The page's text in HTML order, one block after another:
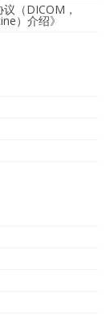
（DICOM，
）介绍》